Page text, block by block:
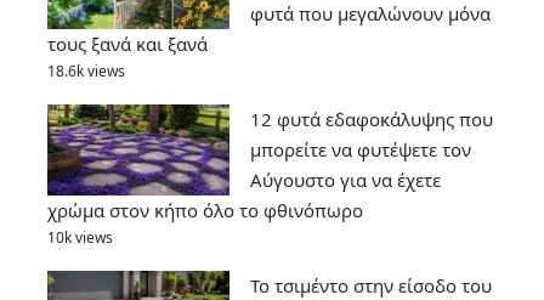
φυτά που μεγαλώνουν μόνα
τους ξανά και ξανά
18.6k views
12 φυτά εδαφοκάλυψης που
μπορείτε να φυτέψετε τον
Αύγουστο για να έχετε
χρώμα στον κήπο όλο το φθινόπωρο
10k views
Το τσιμέντο στην είσοδο του